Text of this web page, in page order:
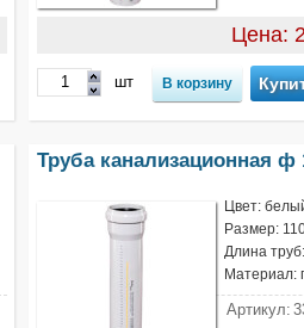
Цена:
шт
Труба канализационная
Цвет:
Размер:
Длина
Материал:
Артикул: